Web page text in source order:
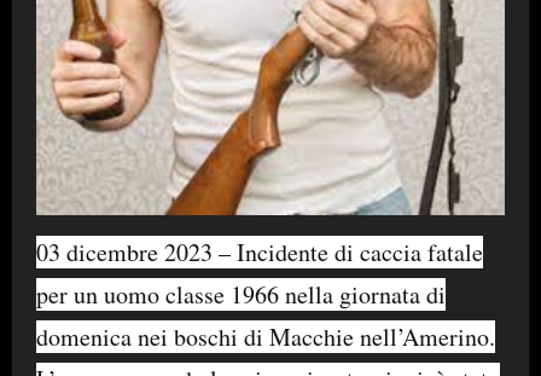
03 dicembre 2023 – Incidente di caccia fatale
per un uomo classe 1966 nella giornata di
domenica nei boschi di Macchie nell’Amerino.